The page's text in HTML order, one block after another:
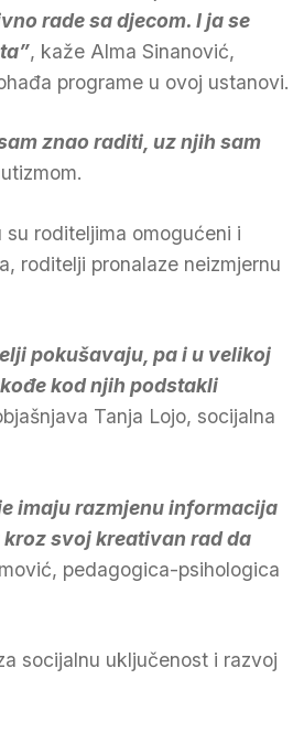
rade sa djecom. I ja se
, kaže Alma Sinanović,
programe u ovoj ustanovi.
znao raditi, uz njih sam
roditeljima omogućeni i
roditelji pronalaze neizmjernu
pokušavaju, pa i u velikoj
kod njih podstakli
Tanja Lojo, socijalna
imaju razmjenu informacija
svoj kreativan rad da
pedagogica-psihologica
socijalnu uključenost i razvoj